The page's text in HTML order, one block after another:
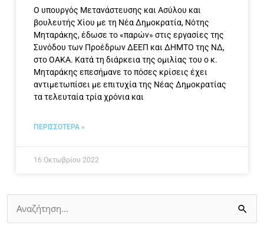
Ο υπουργός Μετανάστευσης και Ασύλου και
βουλευτής Χίου με τη Νέα Δημοκρατία, Νότης
Μηταράκης, έδωσε το «παρών» στις εργασίες της
Συνόδου των Προέδρων ΔΕΕΠ και ΔΗΜΤΟ της ΝΔ,
στο ΟΑΚΑ. Κατά τη διάρκεια της ομιλίας του ο κ.
Μηταράκης επεσήμανε το πόσες κρίσεις έχει
αντιμετωπίσει με επιτυχία της Νέας Δημοκρατίας
τα τελευταία τρία χρόνια και
ΠΕΡΙΣΣΟΤΕΡΑ »
16 Οκτωβρίου 2022
Αναζήτηση
για: